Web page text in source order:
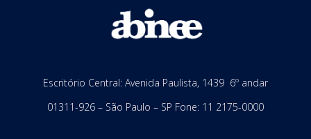
Escritório Central: Avenida Paulista, 1439 6º andar
01311-926 – São Paulo – SP Fone: 11 2175-0000